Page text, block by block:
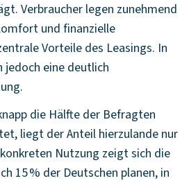
Verbraucher legen zunehmend
und finanzielle
Vorteile des Leasings. In
jedoch eine deutlich
die Hälfte der Befragten
liegt der Anteil hierzulande nur
Nutzung zeigt sich die
15 % der Deutschen planen, in